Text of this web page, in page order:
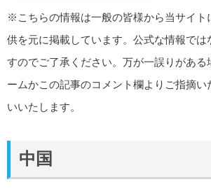
※こちらの情報は一般の皆様から当サイト
供を元に掲載しています。公式な情報では
すのでご了承ください。万が一誤りがある
ームかこの記事のコメント欄よりご指摘
いいたします。
中国